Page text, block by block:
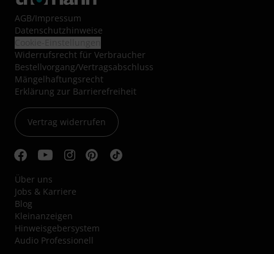
AGB/Impressum
Datenschutzhinweise
Widerrufsrecht für Verbraucher
Bestellvorgang/Vertragsabschluss
Mängelhaftungsrecht
Erklärung zur Barrierefreiheit
Vertrag widerrufen
Über uns
Jobs & Karriere
Blog
Kleinanzeigen
Hinweisgebersystem
Audio Professionell